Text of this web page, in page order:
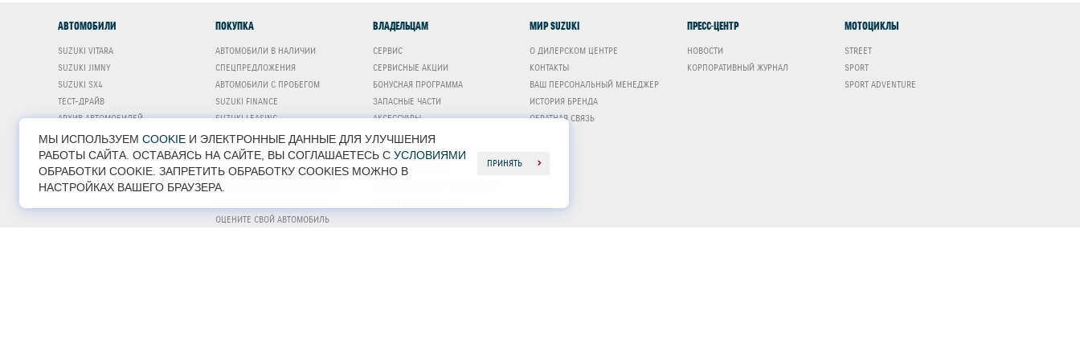
АВТОМОБИЛИ
SUZUKI VITARA
SUZUKI JIMNY
SUZUKI SX4
ТЕСТ-ДРАЙВ
АРХИВ АВТОМОБИЛЕЙ
ПОКУПКА
АВТОМОБИЛИ В НАЛИЧИИ
СПЕЦПРЕДЛОЖЕНИЯ
АВТОМОБИЛИ С ПРОБЕГОМ
SUZUKI FINANCE
SUZUKI LEASING
КРЕДИТ
TRADE-IN
СТРАХОВАНИЕ
ЛИЗИНГ ДЛЯ ФИЗИЧЕСКИХ ЛИЦ
ОЦЕНИТЕ СВОЙ АВТОМОБИЛЬ
ВЛАДЕЛЬЦАМ
СЕРВИС
СЕРВИСНЫЕ АКЦИИ
БОНУСНАЯ ПРОГРАММА
ЗАПАСНЫЕ ЧАСТИ
АКСЕССУАРЫ
MAJOR PLUS
МОТОРНОЕ МАСЛО
SUZUKI ASSISTANCE
МИР SUZUKI
О ДИЛЕРСКОМ ЦЕНТРЕ
КОНТАКТЫ
ВАШ ПЕРСОНАЛЬНЫЙ МЕНЕДЖЕР
ИСТОРИЯ БРЕНДА
ОБРАТНАЯ СВЯЗЬ
ПРЕСС-ЦЕНТР
НОВОСТИ
КОРПОРАТИВНЫЙ ЖУРНАЛ
МОТОЦИКЛЫ
STREET
SPORT
SPORT ADVENTURE
МЫ ИСПОЛЬЗУЕМ COOKIE И ЭЛЕКТРОННЫЕ ДАННЫЕ ДЛЯ УЛУЧШЕНИЯ
РАБОТЫ САЙТА. ОСТАВАЯСЬ НА САЙТЕ, ВЫ СОГЛАШАЕТЕСЬ С УСЛОВИЯМИ
ОБРАБОТКИ COOKIE. ЗАПРЕТИТЬ ОБРАБОТКУ COOKIES МОЖНО В
НАСТРОЙКАХ ВАШЕГО БРАУЗЕРА.
ПРИНЯТЬ